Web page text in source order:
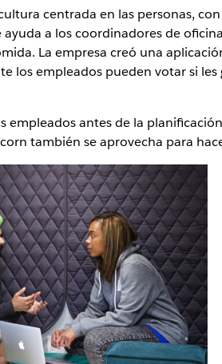
centrada en las personas,
a los coordinadores de
La empresa creó una
los empleados pueden votar si
antes de la
también se aprovecha para